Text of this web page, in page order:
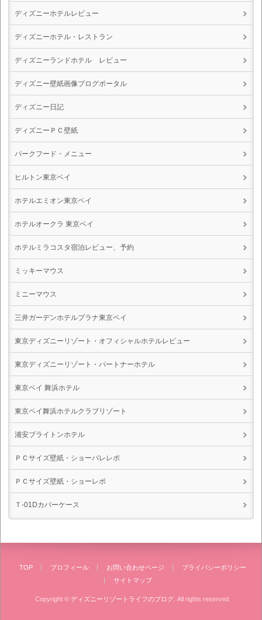
ディズニーホテルレビュー
ディズニーホテル・レストラン
ディズニーランドホテル レビュー
ディズニー壁紙画像ブログポータル
ディズニー日記
ディズニーＰＣ壁紙
パークフード・メニュー
ヒルトン東京ベイ
ホテルエミオン東京ベイ
ホテルオークラ 東京ベイ
ホテルミラコスタ宿泊レビュー、予約
ミッキーマウス
ミニーマウス
三井ガーデンホテルプラナ東京ベイ
東京ディズニーリゾート・オフィシャルホテルレビュー
東京ディズニーリゾート・パートナーホテル
東京ベイ 舞浜ホテル
東京ベイ舞浜ホテルクラブリゾート
浦安ブライトンホテル
ＰＣサイズ壁紙・ショーパレレポ
ＰＣサイズ壁紙・ショーレポ
Ｔ-01Dカバーケース
TOP プロフィール お問い合わせページ
プライバシーポリシー
サイトマップ
Copyright © ディズニーリゾートライフのブログ. All rights reserved.